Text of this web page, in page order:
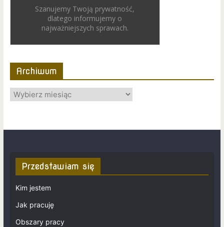
Szanujemy Twoją prywatność,
dlatego informujemy o
najważniejszych sprawach.
Archiwum
Przedstawiam się
Kim jestem
Jak pracuję
Obszary pracy